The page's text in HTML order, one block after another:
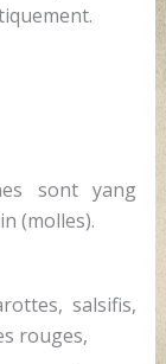
sont yang
(molles).
salsifis,
rouges,